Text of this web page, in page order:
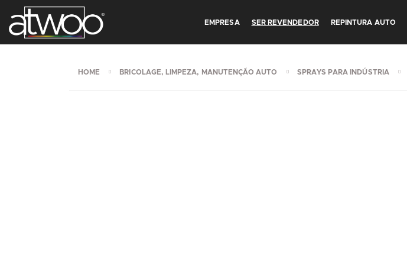
EMPRESA SER REVENDEDOR REPINTURA AUTO
HOME BRICOLAGE, LIMPEZA, MANUTENÇÃO AUTO SPRAYS PARA INDÚSTRIA